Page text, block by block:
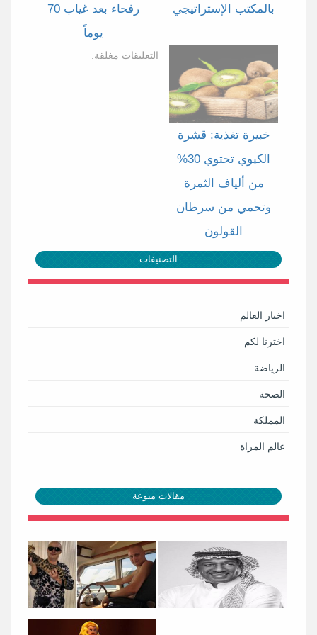
بالمكتب الإستراتيجي
رفحاء بعد غياب 70
يوماً
خبيرة تغذية: قشرة
الكيوي تحتوي 30%
من ألياف الثمرة
وتحمي من سرطان
القولون
التعليقات مغلقة.
التصنيفات
اخبار العالم
اخترنا لكم
الرياضة
الصحة
المملكة
عالم المراة
مقالات منوعة